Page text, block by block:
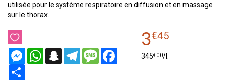
utilisée pour le système respiratoire en diffusion et en massage
sur le thorax.
MessengerWhatsAppSnapchatTelegramMessageFacebook
3€45
345€00/